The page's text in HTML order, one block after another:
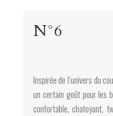
N°6
Inspirée de l’univers du
un certain goût pour les
confortable, chatoyant,